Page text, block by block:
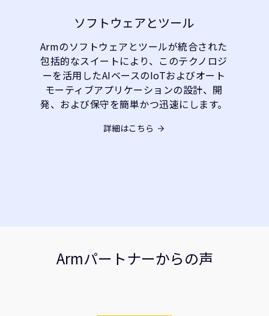
ソフトウェアとツール
Armのソフトウェアとツールが統合された
包括的なスイートにより、このテクノロジ
ーを活用したAIベースのIoTおよびオート
モーティブアプリケーションの設計、開
発、および保守を簡単かつ迅速にします。
詳細はこちら
Armパートナーからの声